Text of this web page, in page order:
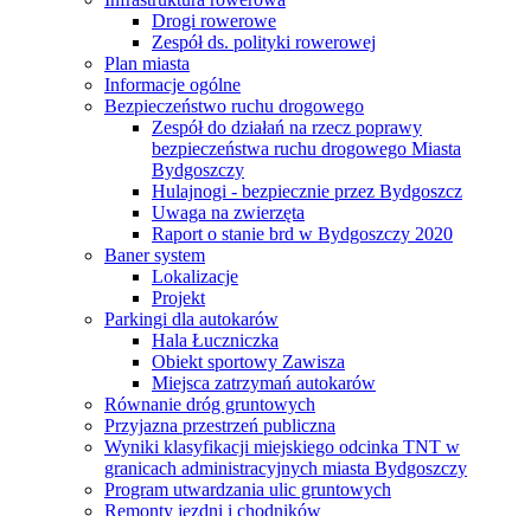
Drogi rowerowe
Zespół ds. polityki rowerowej
Plan miasta
Informacje ogólne
Bezpieczeństwo ruchu drogowego
Zespół do działań na rzecz poprawy
bezpieczeństwa ruchu drogowego Miasta
Bydgoszczy
Hulajnogi - bezpiecznie przez Bydgoszcz
Uwaga na zwierzęta
Raport o stanie brd w Bydgoszczy 2020
Baner system
Lokalizacje
Projekt
Parkingi dla autokarów
Hala Łuczniczka
Obiekt sportowy Zawisza
Miejsca zatrzymań autokarów
Równanie dróg gruntowych
Przyjazna przestrzeń publiczna
Wyniki klasyfikacji miejskiego odcinka TNT w
granicach administracyjnych miasta Bydgoszczy
Program utwardzania ulic gruntowych
Remonty jezdni i chodników